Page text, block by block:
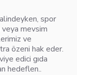
spor
mevsim
ve
özeni hak eder.
edici gıda
hedeflen..